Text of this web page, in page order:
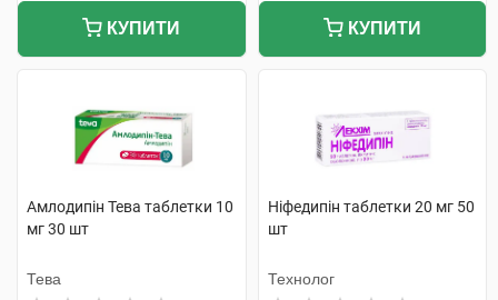
КУПИТИ КУПИТИ
Амлодипін Тева таблетки 10
мг 30 шт
Тева
Ніфедипін таблетки 20 мг 50
шт
Технолог